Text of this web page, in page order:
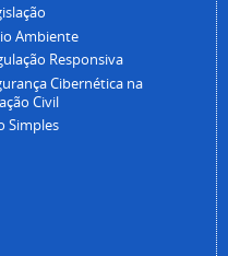
Ambiente
Responsiva
Cibernética na
Civil
Simples